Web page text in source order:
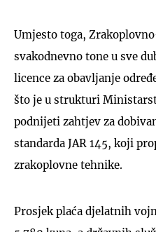
Umjesto toga,
svakodnevno tone u sve
licence za obavljanje
što je u strukturi
podnijeti zahtjev za
standarda JAR 145, koji
zrakoplovne tehnike.
Prosjek plaća djelatnih